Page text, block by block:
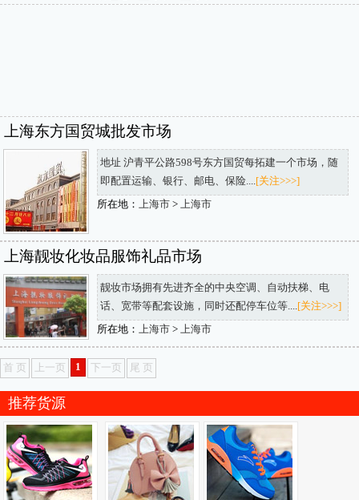
上海东方国贸城批发市场
地址 沪青平公路598号东方国贸每拓建一个市场，随
即配置运输、银行、邮电、保险....[关注>>>]
所在地： 上海市> 上海市
上海靓妆化妆品服饰礼品市场
靓妆市场拥有先进齐全的中央空调、自动扶梯、电
话、宽带等配套设施，同时还配停车位等....[关注>>>]
所在地： 上海市> 上海市
首 页 上一页 1 下一页 尾 页
推荐货源